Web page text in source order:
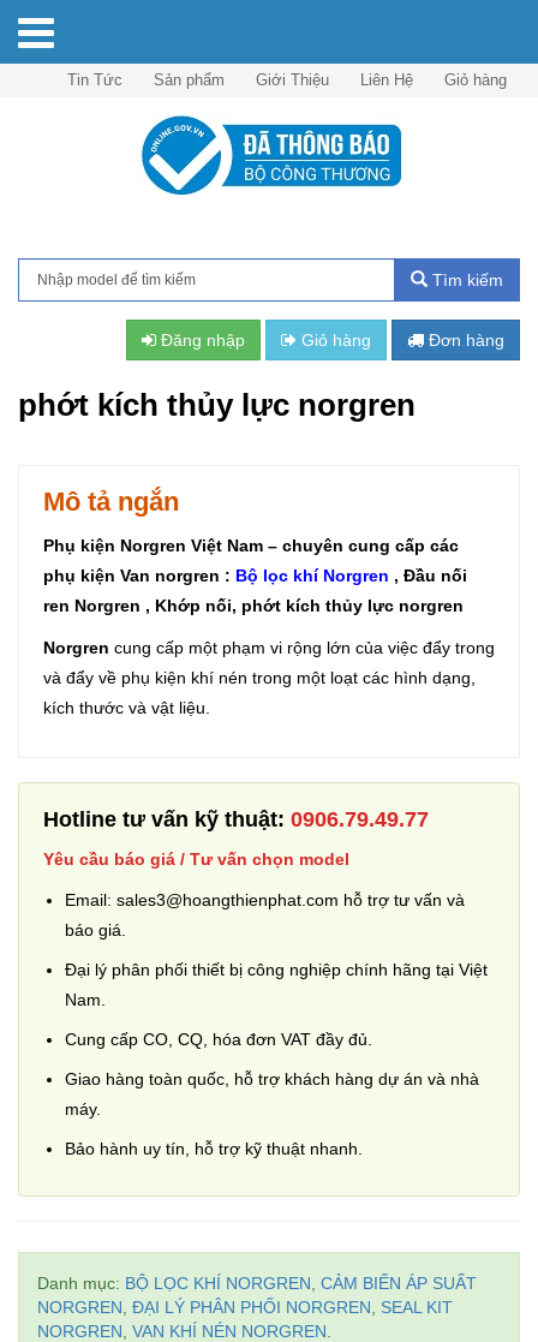
Tin Tức Sản phẩm Giới Thiệu Liên Hệ Giỏ hàng
Tìm kiếm
Đăng nhập Giỏ hàng Đơn hàng
phớt kích thủy lực norgren
Mô tả ngắn
Phụ kiện Norgren Việt Nam – chuyên cung cấp các
phụ kiện Van norgren : Bộ lọc khí Norgren , Đầu nối
ren Norgren , Khớp nối, phớt kích thủy lực norgren
Norgren cung cấp một phạm vi rộng lớn của việc đẩy trong
và đẩy về phụ kiện khí nén trong một loạt các hình dạng,
kích thước và vật liệu.
Hotline tư vấn kỹ thuật: 0906.79.49.77
Yêu cầu báo giá / Tư vấn chọn model
Email: sales3@hoangthienphat.com hỗ trợ tư vấn và
báo giá.
Đại lý phân phối thiết bị công nghiệp chính hãng tại Việt
Nam.
Cung cấp CO, CQ, hóa đơn VAT đầy đủ.
Giao hàng toàn quốc, hỗ trợ khách hàng dự án và nhà
máy.
Bảo hành uy tín, hỗ trợ kỹ thuật nhanh.
Danh mục: BỘ LỌC KHÍ NORGREN CẢM BIẾN ÁP SUẤT
NORGREN ĐẠI LÝ PHÂN PHỐI NORGREN
SEAL KIT
NORGREN VAN KHÍ NÉN NORGREN